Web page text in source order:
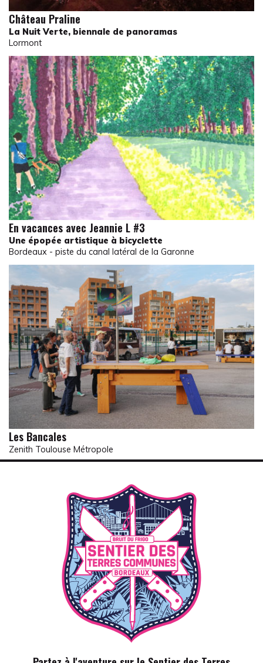
Château Praline
La Nuit Verte, biennale de panoramas
Lormont
En vacances avec Jeannie L #3
Une épopée artistique à bicyclette
Bordeaux - piste du canal latéral de la Garonne
Les Bancales
Zenith Toulouse Métropole